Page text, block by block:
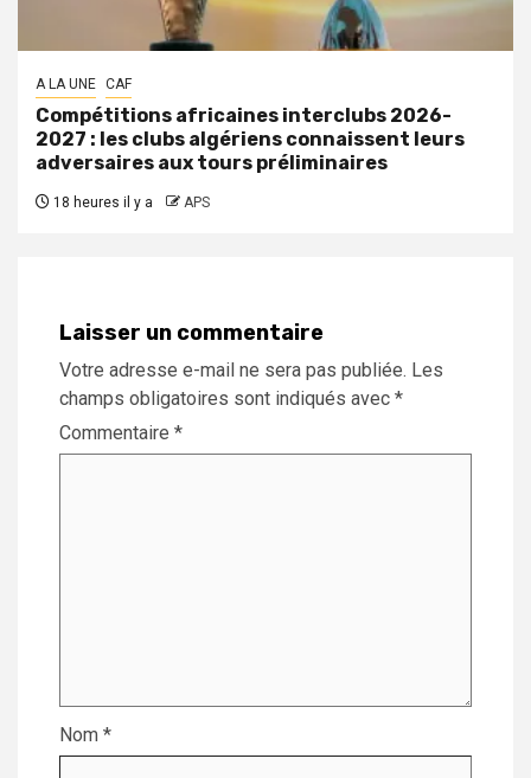
A LA UNE CAF
Compétitions africaines interclubs 2026-
2027 : les clubs algériens connaissent leurs
adversaires aux tours préliminaires
18 heures il y a APS
Laisser un commentaire
Votre adresse e-mail ne sera pas publiée. Les
champs obligatoires sont indiqués avec *
Commentaire *
Nom *